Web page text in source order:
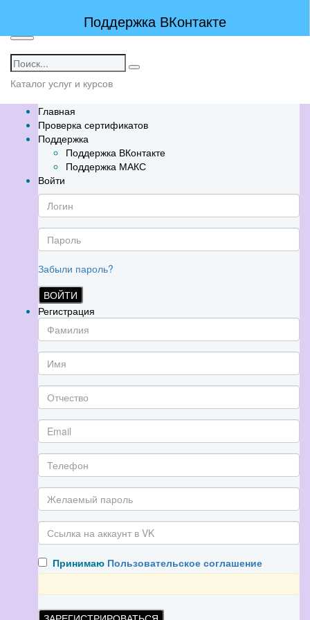
Поддержка ВКонтакте
Каталог услуг и курсов
Главная
Проверка сертификатов
Поддержка
Поддержка ВКонтакте
Поддержка МАКС
Войти
Забыли пароль?
ВОЙТИ
Регистрация
Принимаю Пользовательское соглашение